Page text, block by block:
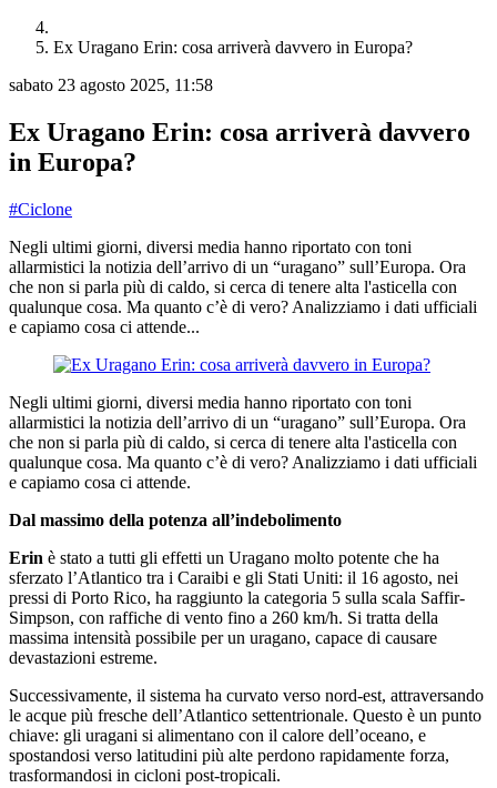
Ex Uragano Erin: cosa arriverà davvero in Europa?
sabato 23 agosto 2025, 11:58
Ex Uragano Erin: cosa arriverà davvero
in Europa?
#Ciclone
Negli ultimi giorni, diversi media hanno riportato con toni
allarmistici la notizia dell’arrivo di un “uragano” sull’Europa. Ora
che non si parla più di caldo, si cerca di tenere alta l'asticella con
qualunque cosa. Ma quanto c’è di vero? Analizziamo i dati ufficiali
e capiamo cosa ci attende...
Negli ultimi giorni, diversi media hanno riportato con toni
allarmistici la notizia dell’arrivo di un “uragano” sull’Europa. Ora
che non si parla più di caldo, si cerca di tenere alta l'asticella con
qualunque cosa. Ma quanto c’è di vero? Analizziamo i dati ufficiali
e capiamo cosa ci attende.
Dal massimo della potenza all’indebolimento
Erin è stato a tutti gli effetti un Uragano molto potente che ha
sferzato l’Atlantico tra i Caraibi e gli Stati Uniti: il 16 agosto, nei
pressi di Porto Rico, ha raggiunto la categoria 5 sulla scala Saffir-
Simpson, con raffiche di vento fino a 260 km/h. Si tratta della
massima intensità possibile per un uragano, capace di causare
devastazioni estreme.
Successivamente, il sistema ha curvato verso nord-est, attraversando
le acque più fresche dell’Atlantico settentrionale. Questo è un punto
chiave: gli uragani si alimentano con il calore dell’oceano, e
spostandosi verso latitudini più alte perdono rapidamente forza,
trasformandosi in cicloni post-tropicali.